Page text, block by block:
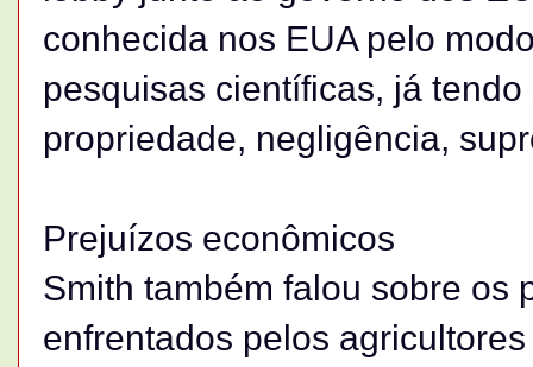
conhecida nos EUA pelo
pesquisas científicas, já
propriedade, negligência,
Prejuízos econômicos
Smith também falou sobre os
enfrentados pelos